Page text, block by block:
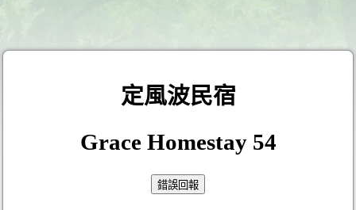
定風波民宿
Grace Homestay 54